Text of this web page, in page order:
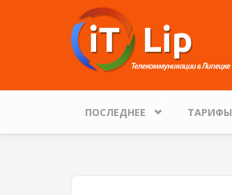
Перейти к основному содержанию
ПОСЛЕДНЕЕ ТАРИФЫ